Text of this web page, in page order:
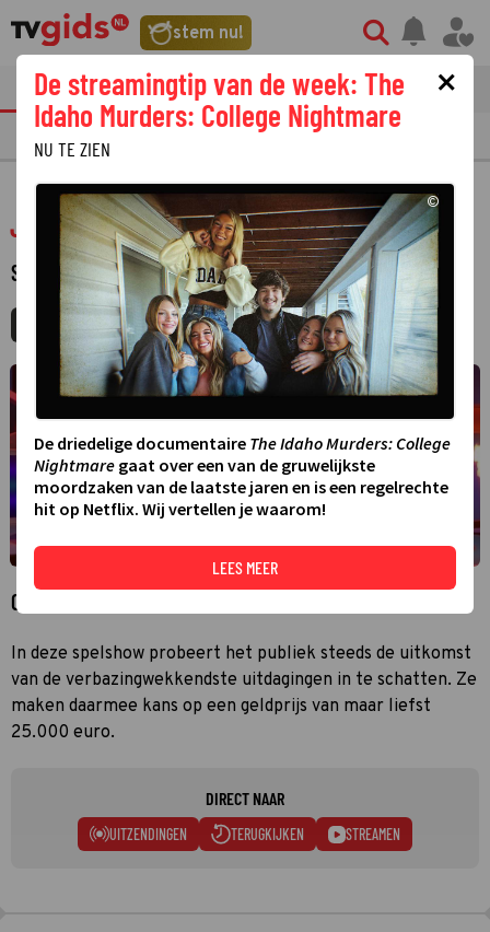
stem nu!
tvgids streaming nieuws
PRIMETIME GEMIST
Ja of Nee?
SPELPROGRAMMA
MIJNGIDS AGENDA DELEN
Over Ja of Nee?
In deze spelshow probeert het publiek steeds de uitkomst
van de verbazingwekkendste uitdagingen in te schatten. Ze
maken daarmee kans op een geldprijs van maar liefst
25.000 euro.
DIRECT NAAR
UITZENDINGEN TERUGKIJKEN STREAMEN
×
De streamingtip van de week: The
Idaho Murders: College Nightmare
NU TE ZIEN
©
De driedelige documentaire The Idaho Murders: College
Nightmare gaat over een van de gruwelijkste
moordzaken van de laatste jaren en is een regelrechte
hit op Netflix. Wij vertellen je waarom!
LEES MEER